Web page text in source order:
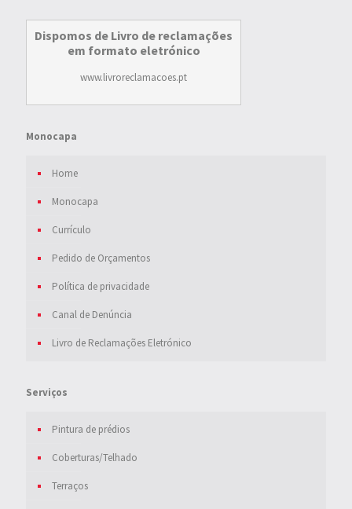
Dispomos de Livro de reclamações
em formato eletrónico
www.livroreclamacoes.pt
Monocapa
Home
Monocapa
Currículo
Pedido de Orçamentos
Política de privacidade
Canal de Denúncia
Livro de Reclamações Eletrónico
Serviços
Pintura de prédios
Coberturas/Telhado
Terraços